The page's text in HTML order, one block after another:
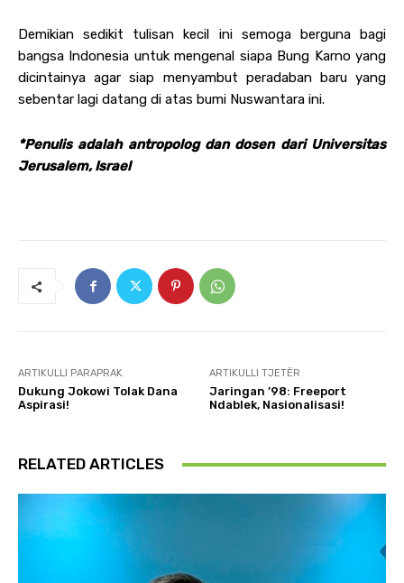
Demikian sedikit tulisan kecil ini semoga berguna bagi
bangsa Indonesia untuk mengenal siapa Bung Karno yang
dicintainya agar siap menyambut peradaban baru yang
sebentar lagi datang di atas bumi Nuswantara ini.
*Penulis adalah antropolog dan dosen dari Universitas
Jerusalem, Israel
ARTIKULLI PARAPRAK
Dukung Jokowi Tolak Dana
Aspirasi!
ARTIKULLI TJETËR
Jaringan ’98: Freeport
Ndablek, Nasionalisasi!
RELATED ARTICLES